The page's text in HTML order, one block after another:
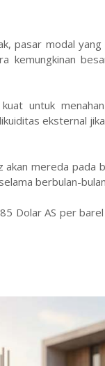
pasar modal
kemungkinan
untuk menahan
eksternal
mereda pada
berbulan-
Dolar AS per